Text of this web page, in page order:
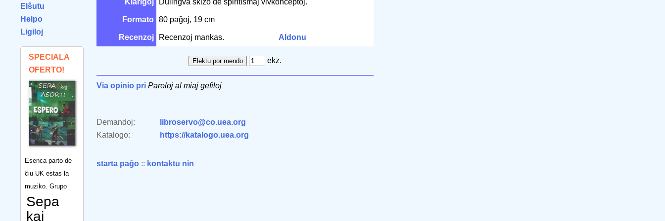
Elŝutu
Helpo
Ligiloj
SPECIALA
OFERTO!
Esenca parto de
ĉiu UK estas la
muziko. Grupo
Sepa
kaj
Klarigoj Dulingva skizo de spiritismaj vivkonceptoj.
Formato 80 paĝoj, 19 cm
Recenzoj Recenzoj mankas. Aldonu
ekz.
Via opinio pri Paroloj al miaj gefiloj
Demandoj:
libroservo@co.uea.org
Katalogo:
https://katalogo.uea.org
starta paĝo :: kontaktu nin